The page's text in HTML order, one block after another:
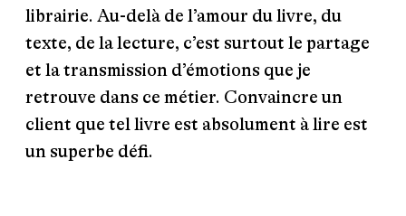
librairie. Au-delà de l’amour du livre, du
texte, de la lecture, c’est surtout le partage
et la transmission d’émotions que je
retrouve dans ce métier. Convaincre un
client que tel livre est absolument à lire est
un superbe défi.